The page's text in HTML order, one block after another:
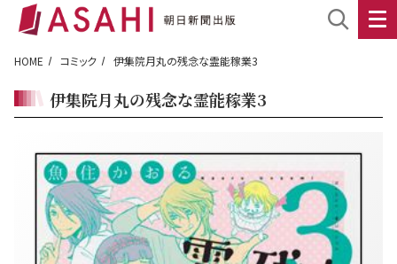
HOME コミック 伊集院月丸の残念な霊能稼業3
伊集院月丸の残念な霊能稼業3